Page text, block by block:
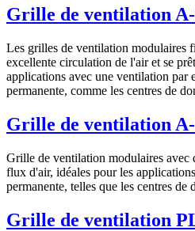
Grille de ventilation
Les grilles de ventilation modulaires
excellente circulation de l'air et se
applications avec une ventilation par
permanente, comme les centres de
Grille de ventilation
Grille de ventilation modulaires avec
flux d'air, idéales pour les
permanente, telles que les centres de
Grille de ventilation